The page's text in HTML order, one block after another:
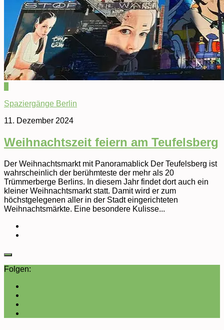
Spaziergänge Berlin
11. Dezember 2024
Weihnachtszeit feiern am Teufelsberg
Der Weihnachtsmarkt mit Panoramablick Der Teufelsberg ist
wahrscheinlich der berühmteste der mehr als 20
Trümmerberge Berlins. In diesem Jahr findet dort auch ein
kleiner Weihnachtsmarkt statt. Damit wird er zum
höchstgelegenen aller in der Stadt eingerichteten
Weihnachtsmärkte. Eine besondere Kulisse...
Folgen: